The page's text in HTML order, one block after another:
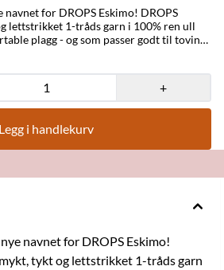
navnet for DROPS Eskimo! DROPS
lettstrikket 1-tråds garn i 100% ren ull
plagg - og som passer godt til toving.
som betyr at de kun er vasket og ikke
og produseres i 5 ulike varianter:
farger, tweedfarger og degradè. Mix-
regelmessig i tilfeldige lengder.
spunnet inn i ulla, som både gir
er det jevne overganger fra en farge til
+
Legg i handlekurv
navnet for DROPS Eskimo!
tykt og lettstrikket 1-tråds garn